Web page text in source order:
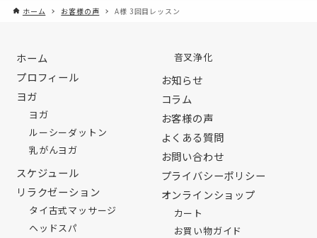
ホーム お客様の声 A様 3回目レッスン
ホーム
プロフィール
ヨガ
ヨガ
ルーシーダットン
乳がんヨガ
スケジュール
リラクゼーション
タイ古式マッサージ
ヘッドスパ
音叉浄化
お知らせ
コラム
お客様の声
よくある質問
お問い合わせ
プライバシーポリシー
オンラインショップ
カート
お買い物ガイド